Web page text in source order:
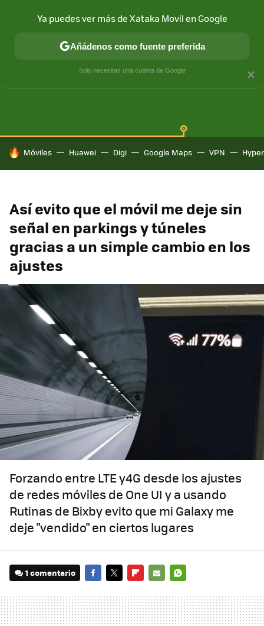
HOY SE HABLA DE
Móviles Huawei Digi Google Maps VPN
Así evito que el móvil me deje sin
señal en parkings y túneles
gracias a un simple cambio en los
ajustes
Forzando entre LTE y4G desde los ajustes
de redes móviles de One UI y a usando
Rutinas de Bixby evito que mi Galaxy me
deje "vendido" en ciertos lugares
1 comentario
MAIL
×
Ya puedes ver más de Xataka Movil en Google
Añádenos como fuente preferida
Solo necesitas una cuenta de Google